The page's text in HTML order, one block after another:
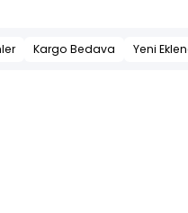
Kargo Bedava Yeni